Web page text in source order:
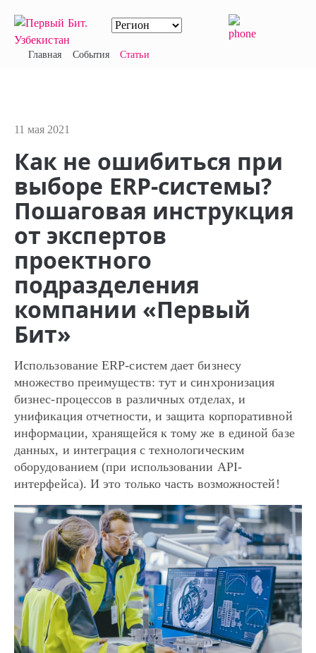
Главная События Статьи
11 мая 2021
Как не ошибиться при
выборе ERP-системы?
Пошаговая инструкция
от экспертов
проектного
подразделения
компании «Первый
Бит»
Использование ERP-систем дает бизнесу
множество преимуществ: тут и синхронизация
бизнес-процессов в различных отделах, и
унификация отчетности, и защита корпоративной
информации, хранящейся к тому же в единой базе
данных, и интеграция с технологическим
оборудованием (при использовании API-
интерфейса). И это только часть возможностей!